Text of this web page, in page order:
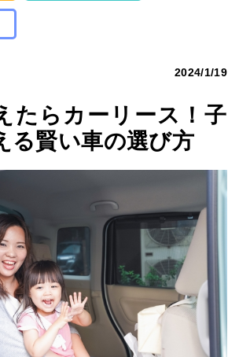
2024/1/19
たらカーリース！子
る賢い車の選び方